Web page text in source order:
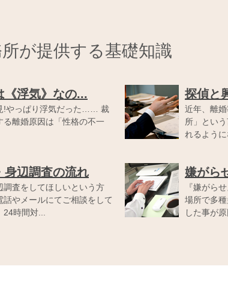
が提供する基礎知識
《浮気》なの...
!やっぱり浮気だった…… 裁
る離婚原因は「性格の不一
探偵と
近年、離
所」とい
れるように
身辺調査の流れ
調査をしてほしいという方
話やメールにてご相談をして
時間対...
嫌がら
『嫌がら
場所で多
した事が原